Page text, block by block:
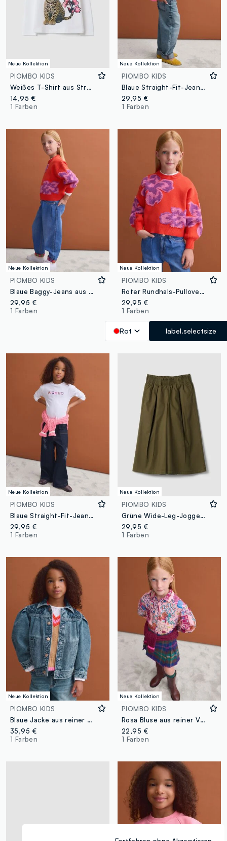
Neue Kollektion
PIOMBO KIDS
Weißes T-Shirt aus Stretch-Baumwolle mit Leoparden-Print für Mädchen
14,95 €
1 Farben
Neue Kollektion
PIOMBO KIDS
Blaue Straight-Fit-Jeans aus reiner Baumwolle mit Gürtelschlaufen für Mädchen
29,95 €
1 Farben
Neue Kollektion
PIOMBO KIDS
Blaue Baggy-Jeans aus reiner Baumwolle mit besticktem Umschlag für Mädchen
29,95 €
1 Farben
Neue Kollektion
PIOMBO KIDS
Roter Rundhals-Pullover aus reiner Baumwolle mit Blumenmuster für Mädchen
29,95 €
1 Farben
Rot label.selectsize
Neue Kollektion
PIOMBO KIDS
Blaue Straight-Fit-Jeans aus reiner Baumwolle mit Blumenstickerei für Mädchen
29,95 €
1 Farben
Neue Kollektion
PIOMBO KIDS
Grüne Wide-Leg-Joggerhose aus Baumwoll- und Lyocell-Mix für Mädchen
29,95 €
1 Farben
Neue Kollektion
PIOMBO KIDS
Blaue Jacke aus reiner Baumwolle mit Knöpfen für Mädchen
35,95 €
1 Farben
Neue Kollektion
PIOMBO KIDS
Rosa Bluse aus reiner Viskose mit Muster und klassischem Kragen für Mädchen
22,95 €
1 Farben